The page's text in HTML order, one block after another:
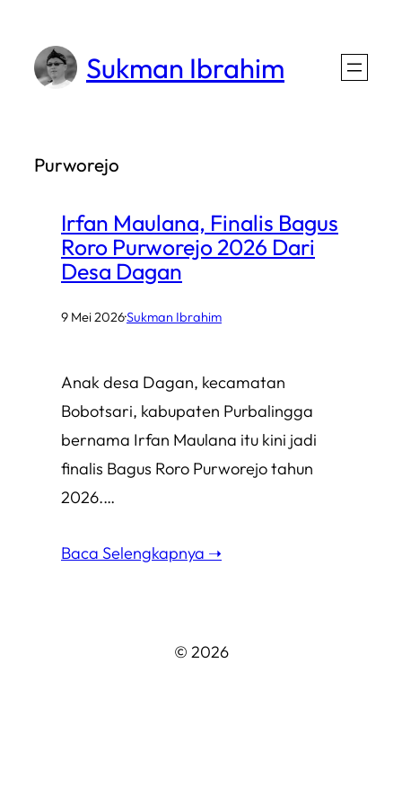
konten
Sukman Ibrahim
Purworejo
Irfan Maulana, Finalis Bagus
Roro Purworejo 2026 Dari
Desa Dagan
9 Mei 2026·Sukman Ibrahim
Anak desa Dagan, kecamatan
Bobotsari, kabupaten Purbalingga
bernama Irfan Maulana itu kini jadi
finalis Bagus Roro Purworejo tahun
2026.…
Baca Selengkapnya ➝
© 2026